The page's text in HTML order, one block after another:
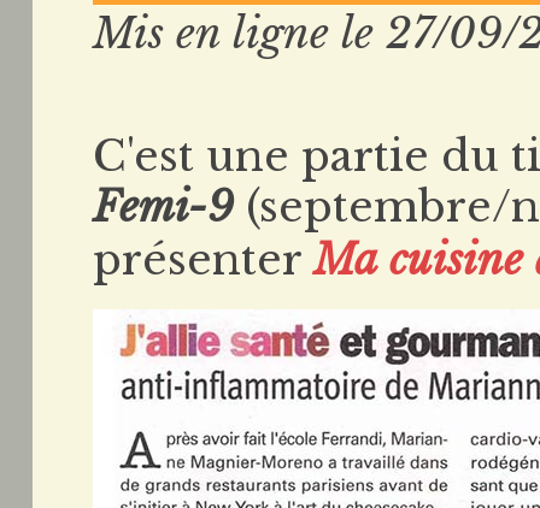
Mis en ligne le 27/09/
C'est une partie du
Femi-9(septembre/
présenterMa